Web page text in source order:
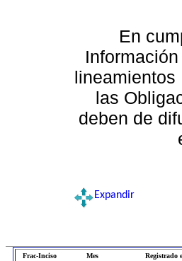
En
lineamientos
las
deben de
Expandir
Frac-Inciso Mes Registrado